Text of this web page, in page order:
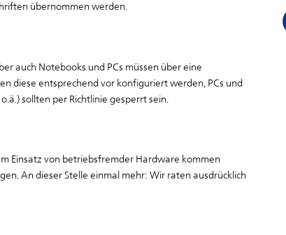
übernommen werden.
auch Notebooks und PCs müssen über eine
diese entsprechend vor konfiguriert werden, PCs und
sollten per Richtlinie gesperrt sein.
Einsatz von betriebsfremder Hardware kommen
An dieser Stelle einmal mehr: Wir raten ausdrücklich